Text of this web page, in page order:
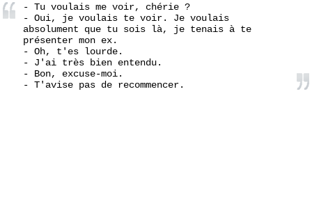
- Tu voulais me voir, chérie ?
- Oui, je voulais te voir. Je voulais
absolument que tu sois là, je tenais à te
présenter mon ex.
- Oh, t'es lourde.
- J'ai très bien entendu.
- Bon, excuse-moi.
- T'avise pas de recommencer.